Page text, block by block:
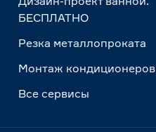
БЕСПЛАТНО
Резка металлопроката
Монтаж кондиционеров
Все сервисы